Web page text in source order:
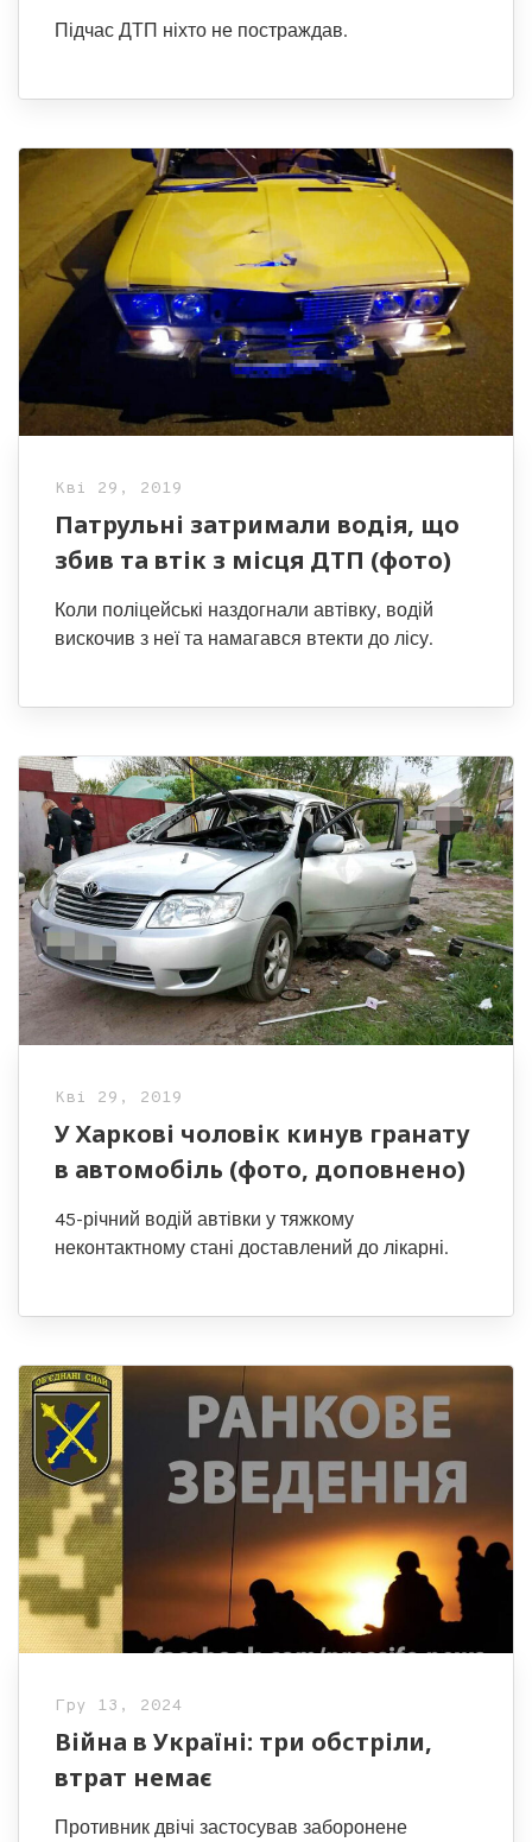
Підчас ДТП ніхто не постраждав.
Кві 29, 2019
Патрульні затримали водія, що
збив та втік з місця ДТП (фото)
Коли поліцейські наздогнали автівку, водій
вискочив з неї та намагався втекти до лісу.
Кві 29, 2019
У Харкові чоловік кинув гранату
в автомобіль (фото, доповнено)
45-річний водій автівки у тяжкому
неконтактному стані доставлений до лікарні.
Гру 13, 2024
Війна в Україні: три обстріли,
втрат немає
Противник двічі застосував заборонене